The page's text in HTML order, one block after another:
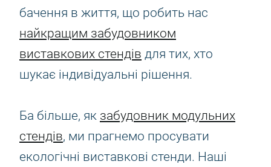
бачення в життя, що робить нас
найкращим забудовником
виставкових стендів для тих, хто
шукає індивідуальні рішення.
Ба більше, як забудовник модульних
стендів, ми прагнемо просувати
екологічні виставкові стенди. Наші